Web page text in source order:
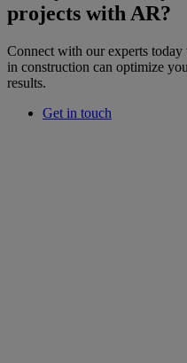
projects with AR?
Connect with our experts
in construction can optimize
results.
Get in touch